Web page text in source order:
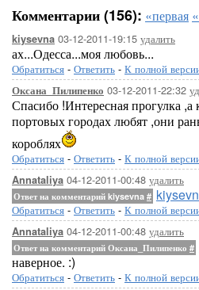
Комментарии (156): «первая
kiysevna 03-12-2011-19:15 удалить
ах...Одесса...моя любовь...
Обратиться - Ответить - К полной
Оксана_Пилипенко 03-12-2011-22:32
Спасибо !Интересная прогулка ,а
портовых городах любят ,они
короблях
Обратиться - Ответить - К полной
Annataliya 04-12-2011-00:48 удалить
Ответ на комментарий kiysevna #
Обратиться - Ответить - К полной
Annataliya 04-12-2011-00:48 удалить
Ответ на комментарий Оксана_Пилипенко #
наверное. :)
Обратиться - Ответить - К полной